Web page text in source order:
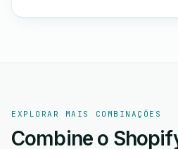
EXPLORAR MAIS COMBINAÇÕES
Combine o